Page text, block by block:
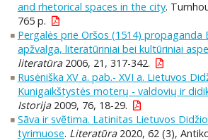
and rhetorical spaces in the city.
765 p.
Pergalės prie Oršos (1514) propaganda
apžvalga, literatūriniai bei kultūriniai
literatūra2006, 21, 317-342.
Rusėniška XV a. pab.- XVI a. Lietuvos
Kunigaikštystės moterų - valdovių ir
Istorija2009, 76, 18-29.
Sãva ir svẽtima. Latinitas Lietuvos
tyrimuose. Literatūra2020, 62 (3),